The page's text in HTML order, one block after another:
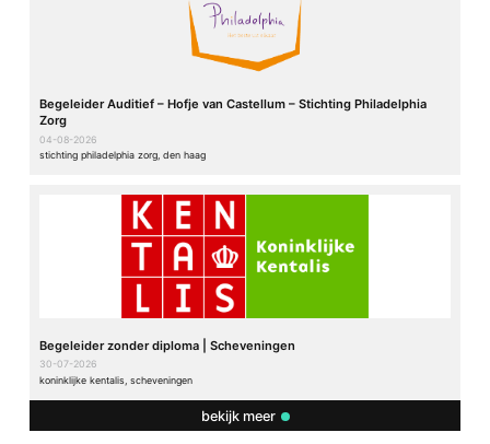
Begeleider Auditief – Hofje van Castellum – Stichting Philadelphia
Zorg
04-08-2026
stichting philadelphia zorg, den haag
Begeleider zonder diploma | Scheveningen
30-07-2026
koninklijke kentalis, scheveningen
bekijk meer